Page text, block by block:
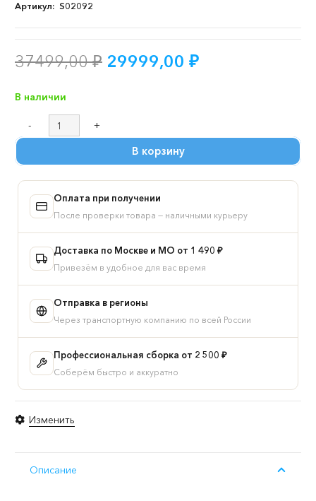
Артикул: S02092
37499,00₽ Первоначальная
29999,00 ₽Текущая
В наличии
Количество
товара
СТУВА
ПИКСИ
шкаф
распашной
ящиками
полкой
60x57x183,
робкий
подснежник
В корзину
Оплата при получении
После проверки товара — наличными курьеру
Доставка по Москве и МО от 1 490 ₽
Привезём в удобное для вас время
Отправка в регионы
Через транспортную компанию по всей России
Профессиональная сборка от 2 500 ₽
Соберём быстро и аккуратно
Изменить
Описание